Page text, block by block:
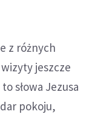
z różnych
jeszcze
słowa Jezusa
pokoju,